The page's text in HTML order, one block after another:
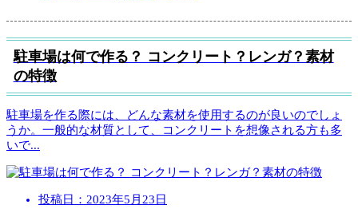
駐車場は何で作る？ コンクリート？レンガ？素材
の特徴
駐車場を作る際には、どんな素材を使用するのが良いのでしょ
うか。一般的な材質として、コンクリートを想像される方も多
いで...
投稿日： 2023年5月23日